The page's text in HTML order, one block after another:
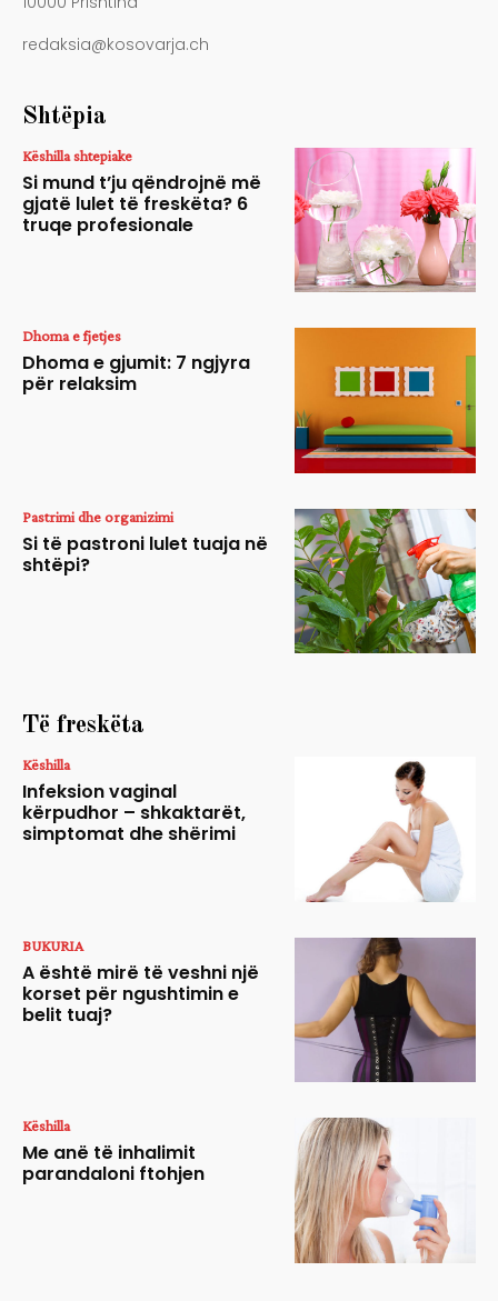
redaksia@kosovarja.ch
Shtëpia
Këshilla shtepiake
Si mund t’ju qëndrojnë më
gjatë lulet të freskëta? 6
truqe profesionale
Dhoma e fjetjes
Dhoma e gjumit: 7 ngjyra
për relaksim
Pastrimi dhe organizimi
Si të pastroni lulet tuaja në
shtëpi?
Të freskëta
Këshilla
Infeksion vaginal
kërpudhor – shkaktarët,
simptomat dhe shërimi
BUKURIA
A është mirë të veshni një
korset për ngushtimin e
belit tuaj?
Këshilla
Me anë të inhalimit
parandaloni ftohjen